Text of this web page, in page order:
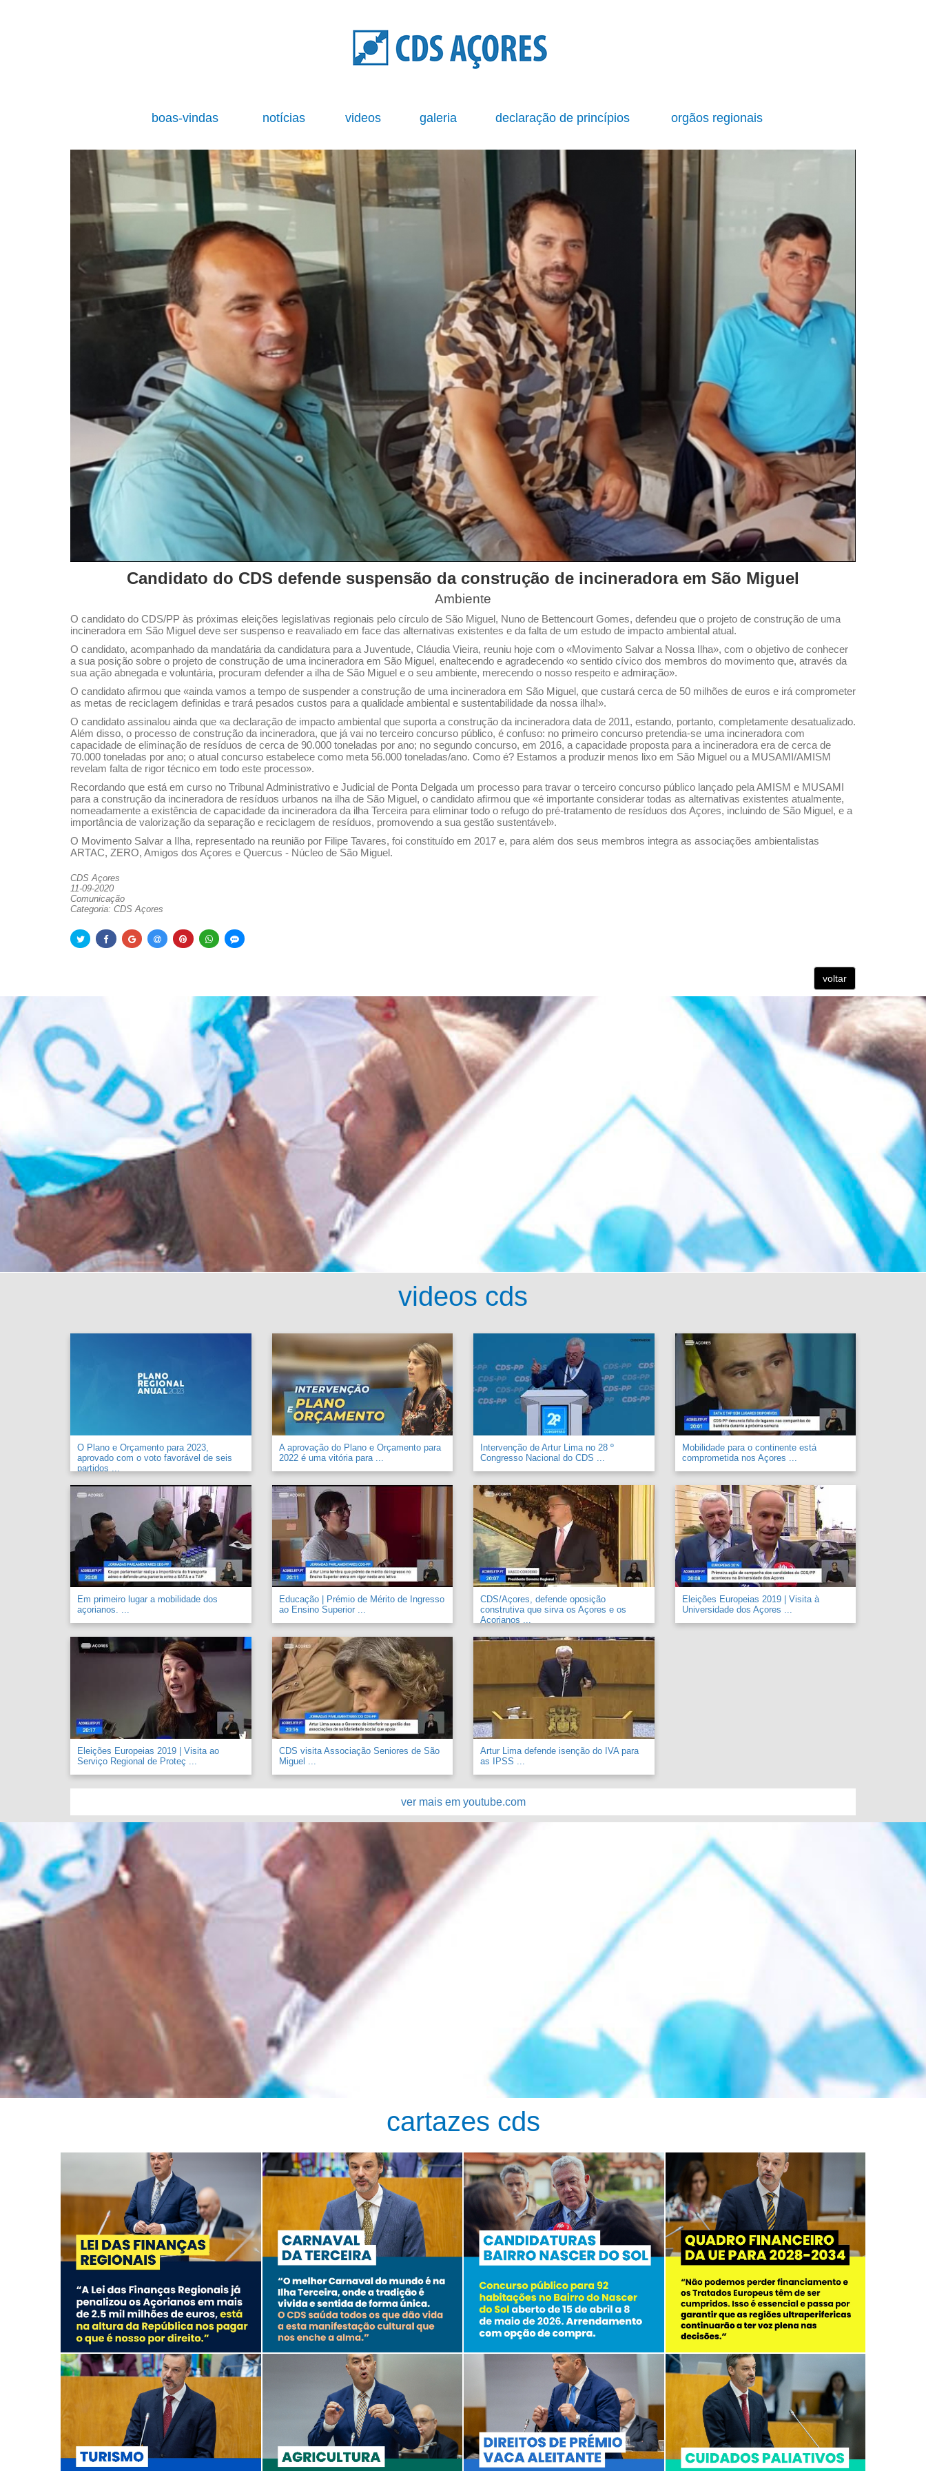
boas-vindas notícias videos galeria declaração de princípios orgãos regionais
Candidato do CDS defende suspensão da construção de incineradora em São Miguel
Ambiente
O candidato do CDS/PP às próximas eleições legislativas regionais pelo círculo de São Miguel, Nuno de Bettencourt Gomes, defendeu que o projeto de construção de uma
incineradora em São Miguel deve ser suspenso e reavaliado em face das alternativas existentes e da falta de um estudo de impacto ambiental atual.
O candidato, acompanhado da mandatária da candidatura para a Juventude, Cláudia Vieira, reuniu hoje com o «Movimento Salvar a Nossa Ilha», com o objetivo de conhecer
a sua posição sobre o projeto de construção de uma incineradora em São Miguel, enaltecendo e agradecendo «o sentido cívico dos membros do movimento que, através da
sua ação abnegada e voluntária, procuram defender a ilha de São Miguel e o seu ambiente, merecendo o nosso respeito e admiração».
O candidato afirmou que «ainda vamos a tempo de suspender a construção de uma incineradora em São Miguel, que custará cerca de 50 milhões de euros e irá comprometer
as metas de reciclagem definidas e trará pesados custos para a qualidade ambiental e sustentabilidade da nossa ilha!».
O candidato assinalou ainda que «a declaração de impacto ambiental que suporta a construção da incineradora data de 2011, estando, portanto, completamente desatualizado.
Além disso, o processo de construção da incineradora, que já vai no terceiro concurso público, é confuso: no primeiro concurso pretendia-se uma incineradora com
capacidade de eliminação de resíduos de cerca de 90.000 toneladas por ano; no segundo concurso, em 2016, a capacidade proposta para a incineradora era de cerca de
70.000 toneladas por ano; o atual concurso estabelece como meta 56.000 toneladas/ano. Como é? Estamos a produzir menos lixo em São Miguel ou a MUSAMI/AMISM
revelam falta de rigor técnico em todo este processo».
Recordando que está em curso no Tribunal Administrativo e Judicial de Ponta Delgada um processo para travar o terceiro concurso público lançado pela AMISM e MUSAMI
para a construção da incineradora de resíduos urbanos na ilha de São Miguel, o candidato afirmou que «é importante considerar todas as alternativas existentes atualmente,
nomeadamente a existência de capacidade da incineradora da ilha Terceira para eliminar todo o refugo do pré-tratamento de resíduos dos Açores, incluindo de São Miguel, e a
importância de valorização da separação e reciclagem de resíduos, promovendo a sua gestão sustentável».
O Movimento Salvar a Ilha, representado na reunião por Filipe Tavares, foi constituído em 2017 e, para além dos seus membros integra as associações ambientalistas
ARTAC, ZERO, Amigos dos Açores e Quercus - Núcleo de São Miguel.
CDS Açores
11-09-2020
Comunicação
Categoria: CDS Açores
voltar
videos cds
O Plano e Orçamento para 2023,
aprovado com o voto favorável de seis
partidos ...
A aprovação do Plano e Orçamento para
2022 é uma vitória para ...
Intervenção de Artur Lima no 28 º
Congresso Nacional do CDS ...
Mobilidade para o continente está
comprometida nos Açores ...
Em primeiro lugar a mobilidade dos
açorianos. ...
Educação | Prémio de Mérito de Ingresso
ao Ensino Superior ...
CDS/Açores, defende oposição
construtiva que sirva os Açores e os
Açorianos ...
Eleições Europeias 2019 | Visita à
Universidade dos Açores ...
Eleições Europeias 2019 | Visita ao
Serviço Regional de Proteç ...
CDS visita Associação Seniores de São
Miguel ...
Artur Lima defende isenção do IVA para
as IPSS ...
ver mais em youtube.com
cartazes cds